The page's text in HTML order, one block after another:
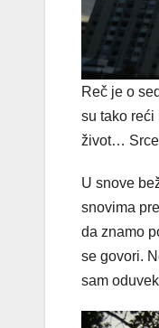
Reč je o
su tako reći
život… Srce
U snove
snovima
da znamo
se govori.
sam